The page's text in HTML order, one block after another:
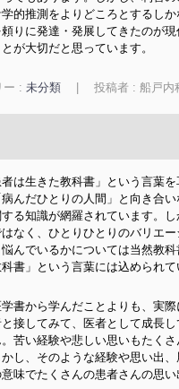
的推測をよりどころとするし
りに発達・発展してきたのが
が大切だと思っています。
ー : 未分類 投稿者 : 船戸内
は生きた教科書」という言葉
んだひとりの人間」と向き合
る知識が網羅されています。
なく、ひとりひとりのバリエ
んでいるかについては当然教
書」という言葉には込められて
書から学んだことよりも、実
接してみて、医者として成長
苦い経験や悲しい思いもたく
し、そのような経験や思い出
味でたくさんの患者さんの思い